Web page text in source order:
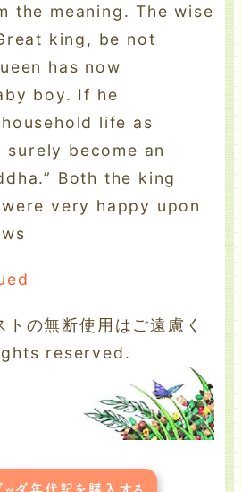
the meaning. The wise
king, be not
has now
boy. If he
life as
become an
Both the king
very happy upon
の無断使用はご遠慮く
reserved.
ダ年代記を購入する